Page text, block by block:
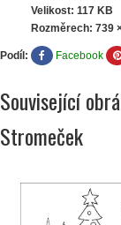
Velikost: 117 KB
Rozměrech: 739
Podíl: Facebook
Související
Stromeček